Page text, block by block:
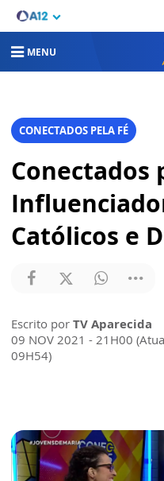
MENU
CONECTADOS PELA FÉ
Conectados
Católicos e
Escrito por TV Aparecida
09 NOV 2021 - 21H00
09H54)